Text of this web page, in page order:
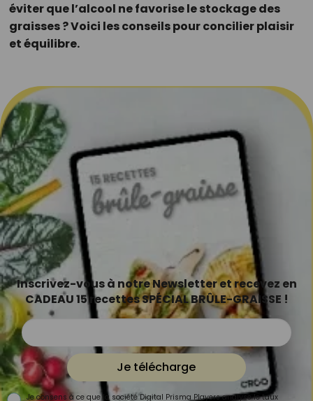
éviter que l’alcool ne favorise le stockage des
graisses ? Voici les conseils pour concilier plaisir
et équilibre.
Inscrivez-vous à notre Newsletter et recevez en
CADEAU 15 recettes SPÉCIAL BRÛLE-GRAISSE !
Je télécharge
Je consens à ce que la société Digital Prisma Players analyse le taux